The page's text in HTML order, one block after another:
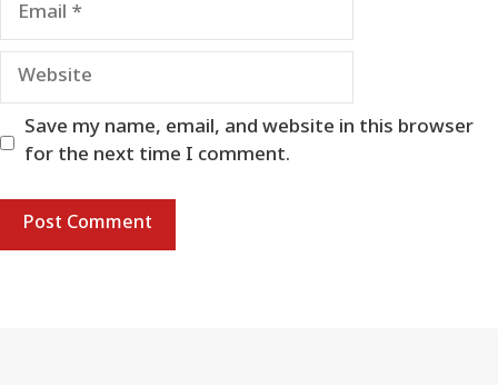
Website
Save my name, email, and website in this browser
for the next time I comment.